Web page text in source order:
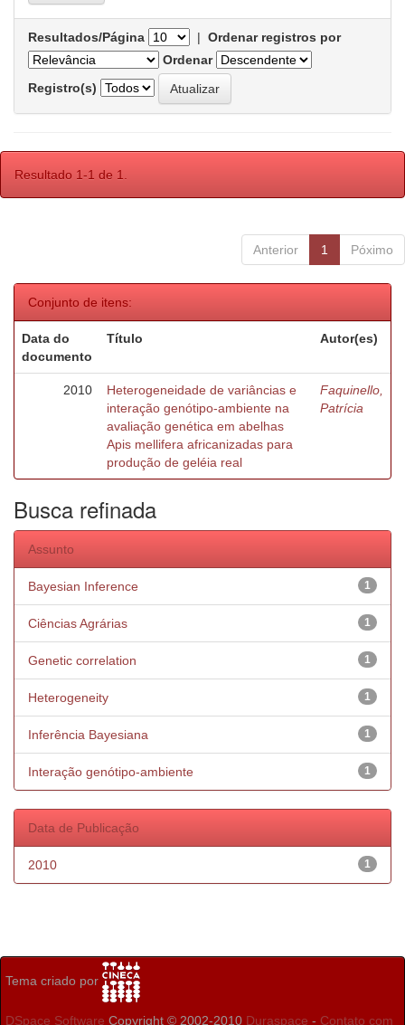
Resultados/Página | Ordenar registros por
Ordenar
Registro(s)
Resultado 1-1 de 1.
Anterior 1 Póximo
Conjunto de itens:
Data do
documento
Título Autor(es)
2010
Heterogeneidade de variâncias e
interação genótipo-ambiente na
avaliação genética em abelhas
Apis mellifera africanizadas para
produção de geléia real
Faquinello,
Patrícia
Busca refinada
Assunto
1
Bayesian Inference
1
Ciências Agrárias
1
Genetic correlation
1
Heterogeneity
1
Inferência Bayesiana
1
Interação genótipo-ambiente
Data de Publicação
1
2010
Tema criado por
DSpace Software Copyright © 2002-2010 Duraspace - Contato com